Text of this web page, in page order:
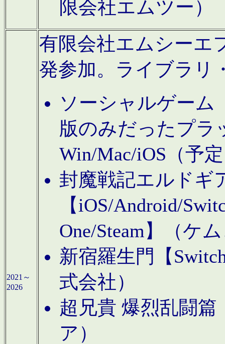
限会社エムツー）
2021～
2026
有限会社エムシーエ
発参加。ライブラリ
ソーシャルゲーム
版のみだったプラ
Win/Mac/iOS（予
封魔戦記エルドギ
【iOS/Android/
One/Steam】（ケ
新宿羅生門【
式会社）
超兄貴 爆烈乱闘篇
ア）